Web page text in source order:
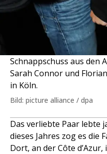
Schnappschuss aus den
Sarah Connor und
in Köln.
Bild: picture alliance / dpa
Das verliebte Paar lebte
dieses Jahres zog es die
Dort, an der Côte